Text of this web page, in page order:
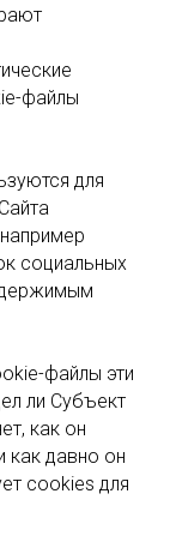
файлы
для
социальных
файлы эти
ли Субъект
как он
как давно он
cookies для